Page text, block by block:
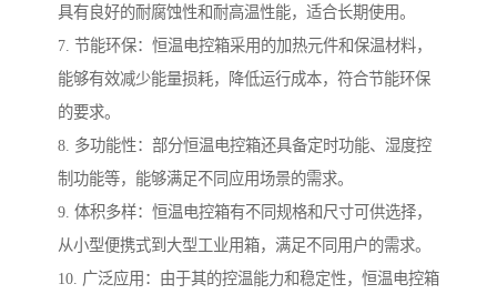
具有良好的耐腐蚀性和耐高温性能，适合长期使用。
7. 节能环保：恒温电控箱采用的加热元件和保温材料，
能够有效减少能量损耗，降低运行成本，符合节能环保
的要求。
8. 多功能性：部分恒温电控箱还具备定时功能、湿度控
制功能等，能够满足不同应用场景的需求。
9. 体积多样：恒温电控箱有不同规格和尺寸可供选择，
从小型便携式到大型工业用箱，满足不同用户的需求。
10. 广泛应用：由于其的控温能力和稳定性，恒温电控箱